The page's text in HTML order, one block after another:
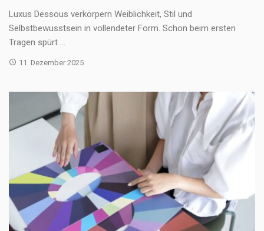
Luxus Dessous verkörpern Weiblichkeit, Stil und
Selbstbewusstsein in vollendeter Form. Schon beim ersten
Tragen spürt ...
11. Dezember 2025